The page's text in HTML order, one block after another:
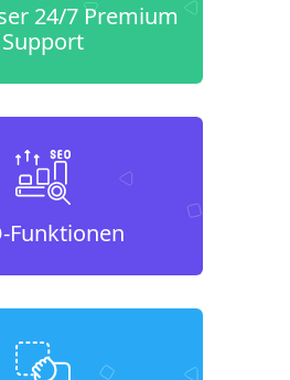
24/7 Premium
Support
Funktionen